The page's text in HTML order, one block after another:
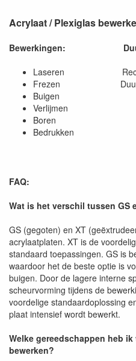
Acrylaat / Plexiglas
Bewerkingen:
Laseren
Frezen Duurzaam
Buigen
Verlijmen
Boren
Bedrukken
FAQ:
Wat is het verschil tussen GS
GS (gegoten) en XT
acrylaatplaten. XT is de
standaard toepassingen. GS is
waardoor het de beste optie is
buigen. Door de lagere interne
scheurvorming tijdens de
voordelige standaardoplossing
plaat intensief wordt bewerkt.
Welke gereedschappen heb
bewerken?